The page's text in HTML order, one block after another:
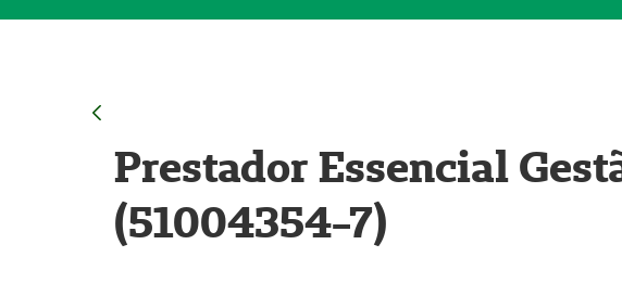
Prestador Essencial
(51004354-7)